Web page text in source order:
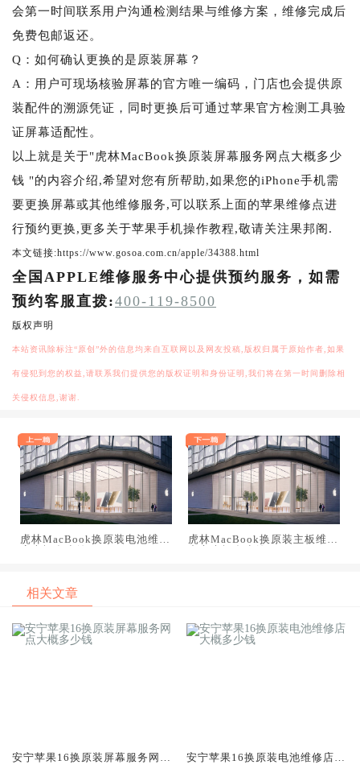
会第一时间联系用户沟通检测结果与维修方案，维修完成后
免费包邮返还。
Q：如何确认更换的是原装屏幕？
A：用户可现场核验屏幕的官方唯一编码，门店也会提供原
装配件的溯源凭证，同时更换后可通过苹果官方检测工具验
证屏幕适配性。
以上就是关于"虎林MacBook换原装屏幕服务网点大概多少
钱 "的内容介绍,希望对您有所帮助,如果您的iPhone手机需
要更换屏幕或其他维修服务,可以联系上面的苹果维修点进
行预约更换,更多关于苹果手机操作教程,敬请关注果邦阁.
本文链接:https://www.gosoa.com.cn/apple/34388.html
全国APPLE维修服务中心提供预约服务，如需
预约客服直拨:400-119-8500
版权声明
本站资讯除标注“原创”外的信息均来自互联网以及网友投稿,版权归属于原始作者,如果
有侵犯到您的权益,请联系我们提供您的版权证明和身份证明,我们将在第一时间删除相
关侵权信息,谢谢.
虎林MacBook换原装电池维修
虎林MacBook换原装主板维修
相关文章
安宁苹果16换原装屏幕服务网点
安宁苹果16换原装电池维修店大